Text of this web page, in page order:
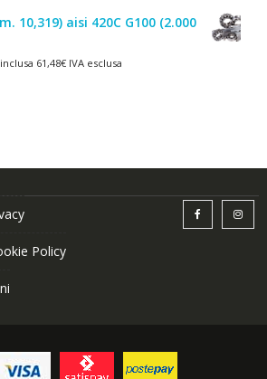
10,319) aisi 420C G100 (2.000
61,48€IVA esclusa
Policy